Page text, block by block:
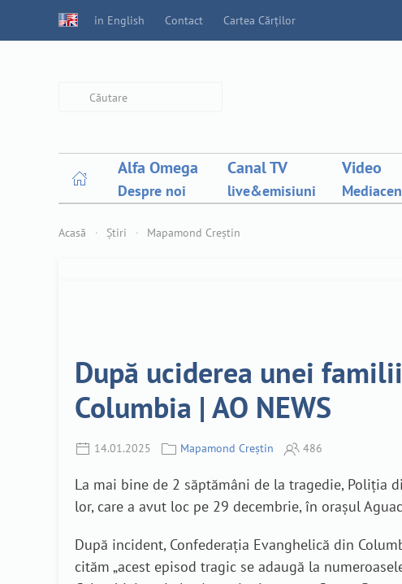
in English Contact Cartea Cărților
Alfa Omega
Despre noi
Canal TV
live&emisiuni
Video
Acasă Știri Mapamond Creștin
După uciderea unei
Columbia | AO NEWS
14.01.2025 Mapamond Creștin 486
La mai bine de 2 săptămâni de la tragedie,
lor, care a avut loc pe 29 decembrie, în orașul
După incident, Confederația Evanghelică din
cităm „acest episod tragic se adaugă la